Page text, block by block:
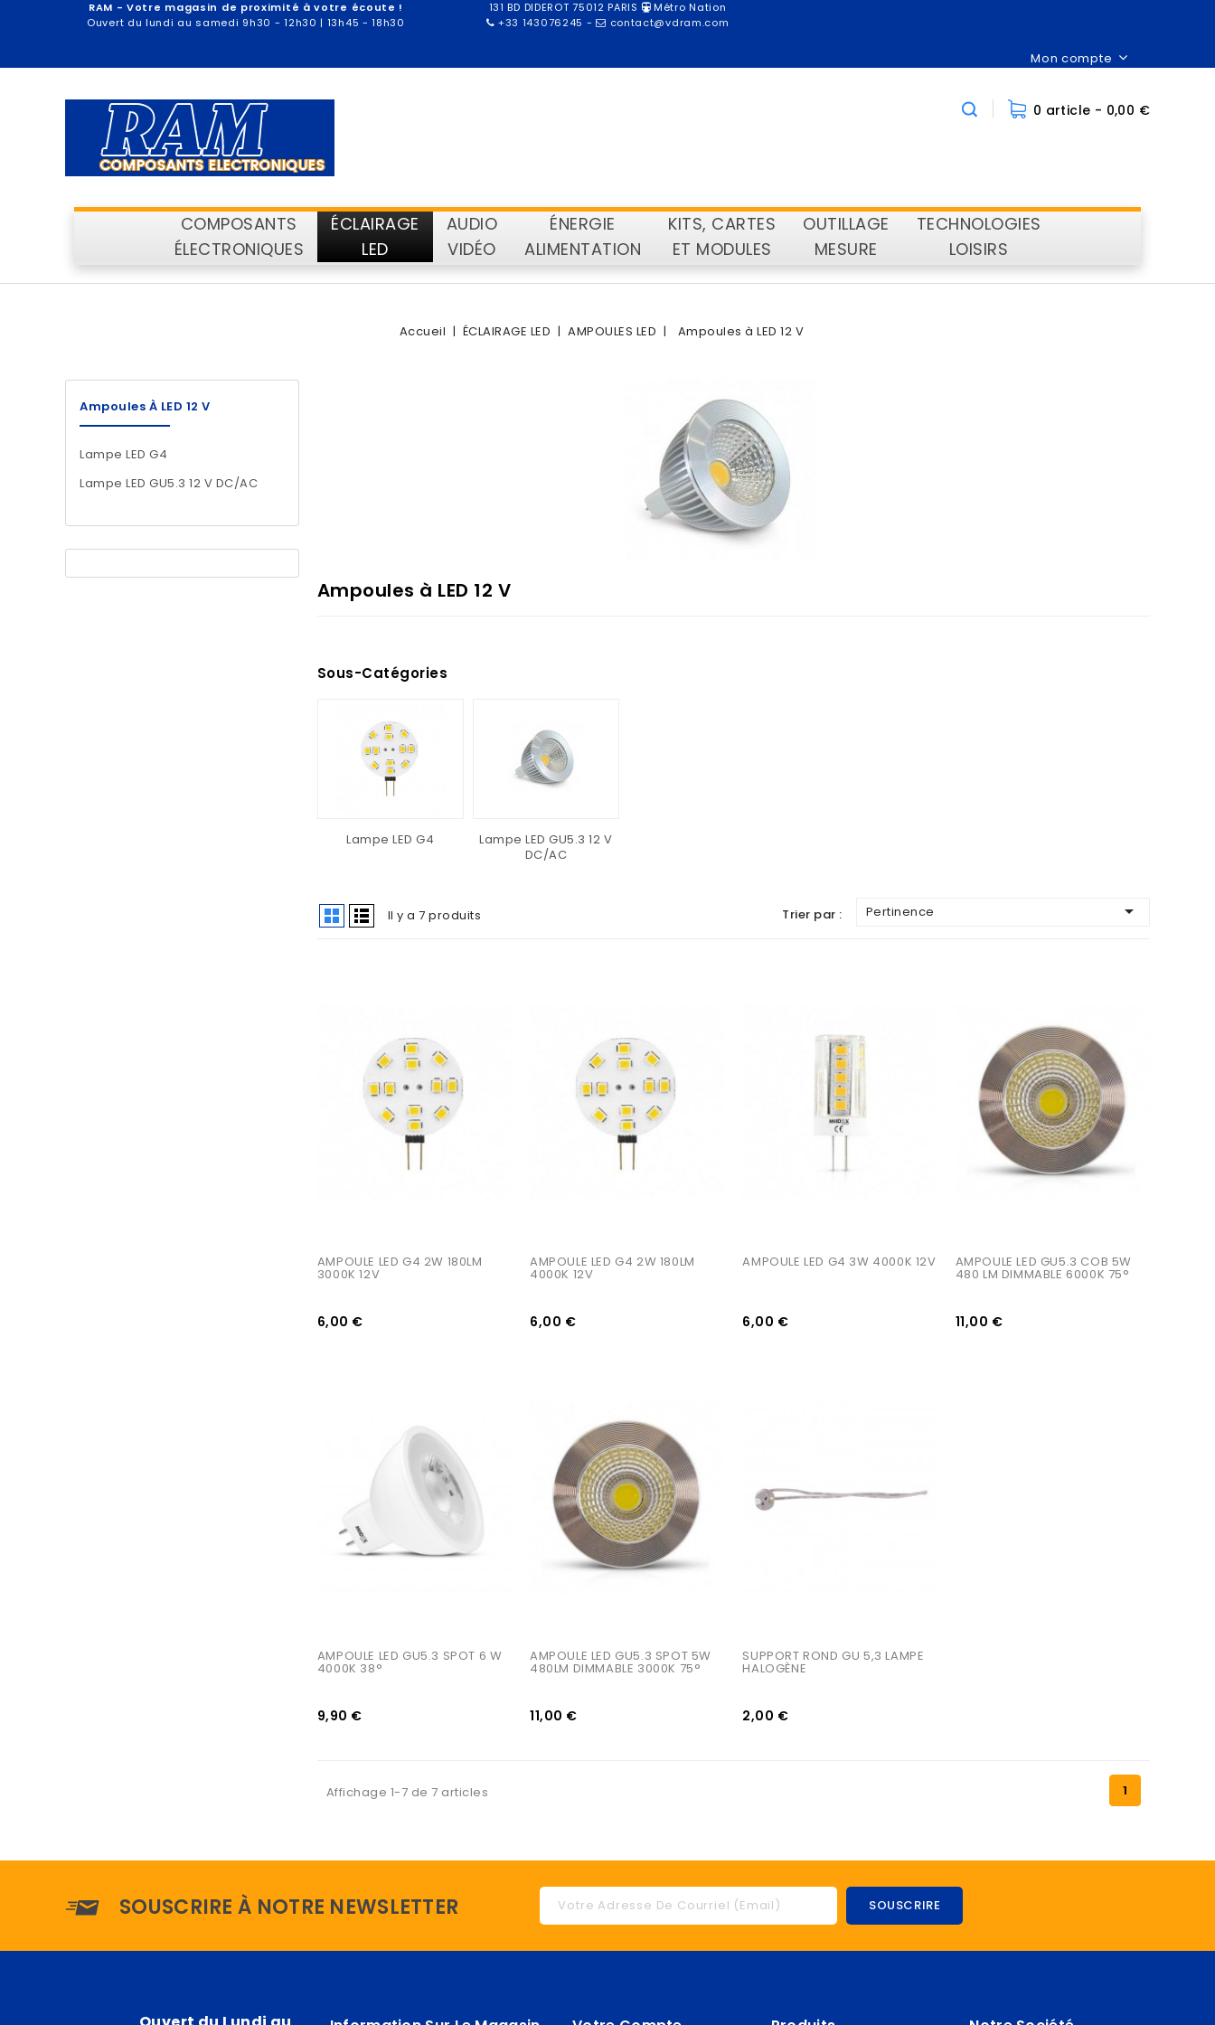
RAM - Votre magasin de proximité à votre écoute !
Ouvert du lundi au samedi 9h30 - 12h30 | 13h45 - 18h30
131 BD DIDEROT 75012 PARIS
Métro Nation
+33 143076245 - contact@vdram.com
Mon compte
0 article - 0,00 €
COMPOSANTS
ÉLECTRONIQUES
ÉCLAIRAGE
LED
AUDIO
VIDÉO
ÉNERGIE
ALIMENTATION
KITS, CARTES
ET MODULES
OUTILLAGE
MESURE
TECHNOLOGIES
LOISIRS
Accueil ÉCLAIRAGE LED AMPOULES LED Ampoules à LED 12 V
Ampoules À LED 12 V
Lampe LED G4
Lampe LED GU5.3 12 V DC/AC
Ampoules à LED 12 V
Sous-Catégories
Lampe LED G4
Lampe LED GU5.3 12 V
DC/AC
Il y a 7 produits Trier par : Pertinence 
AMPOULE LED G4 2W 180LM
3000K 12V
6,00 €
AMPOULE LED G4 2W 180LM
4000K 12V
6,00 €
AMPOULE LED G4 3W 4000K 12V
6,00 €
AMPOULE LED GU5.3 COB 5W
480 LM DIMMABLE 6000K 75°
11,00 €
AMPOULE LED GU5.3 SPOT 6 W
4000K 38°
9,90 €
AMPOULE LED GU5.3 SPOT 5W
480LM DIMMABLE 3000K 75°
11,00 €
SUPPORT ROND GU 5,3 LAMPE
HALOGÈNE
2,00 €
Affichage 1-7 de 7 articles 1
SOUSCRIRE À NOTRE NEWSLETTER